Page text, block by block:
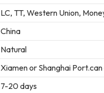
LC, TT, Western Union,
China
Natural
Xiamen or Shanghai
7-20 days